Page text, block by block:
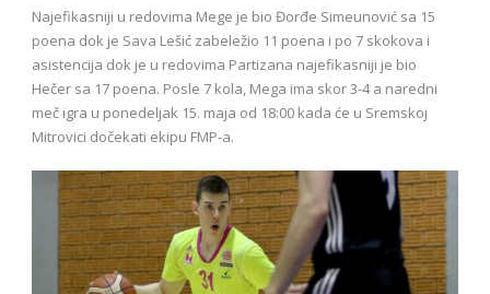
Najefikasniji u redovima Mege je bio Đorđe Simeunović sa 15
poena dok je Sava Lešić zabeležio 11 poena i po 7 skokova i
asistencija dok je u redovima Partizana najefikasniji je bio
Hečer sa 17 poena. Posle 7 kola, Mega ima skor 3-4 a naredni
meč igra u ponedeljak 15. maja od 18:00 kada će u Sremskoj
Mitrovici dočekati ekipu FMP-a.